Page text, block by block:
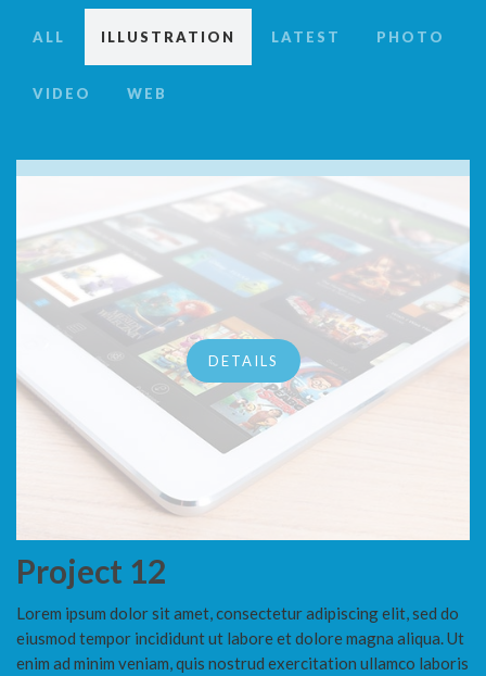
ALL ILLUSTRATION LATEST PHOTO
VIDEO WEB
DETAILS
Project 12
Lorem ipsum dolor sit amet, consectetur adipiscing elit, sed do
eiusmod tempor incididunt ut labore et dolore magna aliqua. Ut
enim ad minim veniam, quis nostrud exercitation ullamco laboris